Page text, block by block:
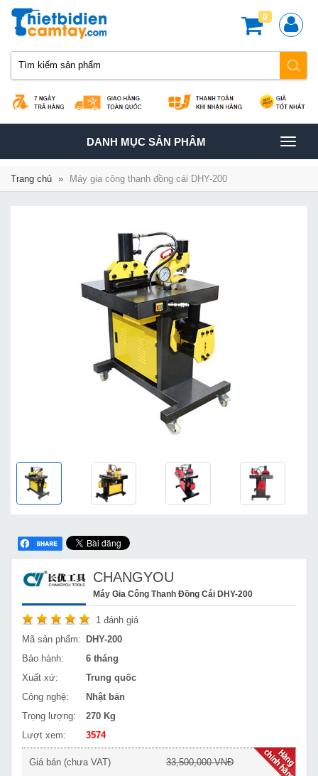
0
TOGGLE
NAVIGATION
DANH MỤC SẢN PHÂM
Trang chủ » Máy gia công thanh đồng cái DHY-200
CHANGYOU
Máy Gia Công Thanh Đồng Cái DHY-200
1 đánh giá
Mã sản phẩm:
DHY-200
Bảo hành:
6 tháng
Xuất xứ:
Trung quốc
Công nghệ:
Nhật bản
Trọng lượng:
270 Kg
Lượt xem:
3574
Giá bán (chưa VAT)
33,500,000 VNĐ